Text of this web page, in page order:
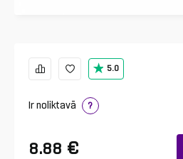
5.0
Ir noliktavā ?
8.88 €